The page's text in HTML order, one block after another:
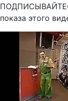
показа этого